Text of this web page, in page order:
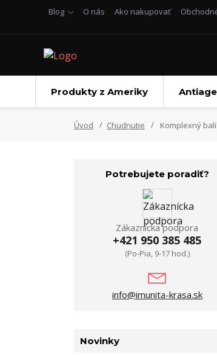
Blog O nás Ako nakupovať
Produkty z Ameriky
Úvod Chudnutie Komplexný
Potrebujete poradiť?
Zákaznícka podpora
+421 950 385 485
(Po-Pia, 9-17 hod.)
info@imunita-krasa.sk
Novinky